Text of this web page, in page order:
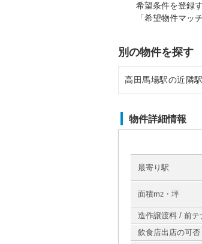
希望条件を登録
「希望物件マッ
別の物件を探す
高田馬場駅の近隣
新大久保駅の店
目白駅の店舗物
物件詳細情報
最寄り駅
面積m2 ・坪
造作譲渡料 / 前テ
飲食店出店の可否